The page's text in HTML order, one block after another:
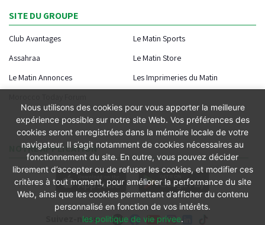
Suivez-nous
SITE DU GROUPE
Club Avantages
Le Matin Sports
Assahraa
Le Matin Store
Le Matin Annonces
Les Imprimeries du Matin
NOTRE APPLICATION
Nous utilisons des cookies pour vous apporter la meilleure
expérience possible sur notre site Web. Vos préférences des
cookies seront enregistrées dans la mémoire locale de votre
navigateur. Il s’agit notamment de cookies nécessaires au
fonctionnement du site. En outre, vous pouvez décider
librement d’accepter ou de refuser les cookies, et modifier ces
critères à tout moment, pour améliorer la performance du site
Web, ainsi que les cookies permettant d’afficher du contenu
personnalisé en fonction de vos intérêts.
les politique de vie privee.